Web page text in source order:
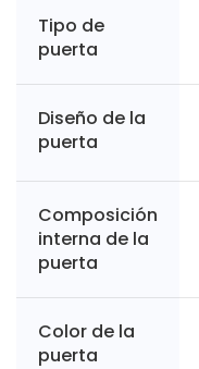
Tipo de
puerta
Diseño de la
puerta
Composición
interna de la
puerta
Color de la
puerta